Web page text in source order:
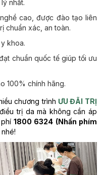
nhất.
cao, được đào tạo liên
chuẩn xác, an toàn.
khoa.
chuẩn quốc tế giúp tối ưu
100% chính hãng.
chương trình ƯU ĐÃI TRỊ
trị da mà không cần áp
1800 6324 (Nhấn phím